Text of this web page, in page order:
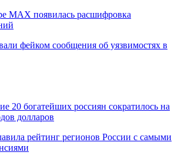
MAX появилась расшифровка
фейком сообщения об уязвимостях в
20 богатейших россиян сократилось на
долларов
рейтинг регионов России с самыми